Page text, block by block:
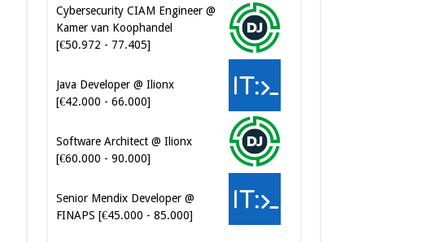
Kamer van Koophandel
[€50.972 - 77.405]
[€42.000 - 66.000]
[€60.000 - 90.000]
FINAPS [€45.000 - 85.000]